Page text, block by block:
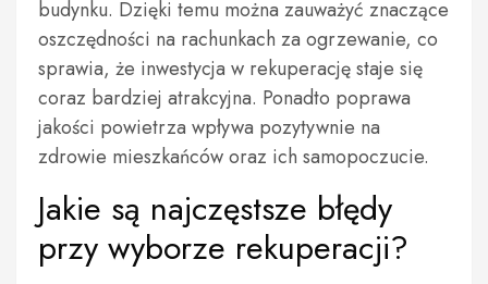
budynku. Dzięki temu można zauważyć znaczące
oszczędności na rachunkach za ogrzewanie, co
sprawia, że inwestycja w rekuperację staje się
coraz bardziej atrakcyjna. Ponadto poprawa
jakości powietrza wpływa pozytywnie na
zdrowie mieszkańców oraz ich samopoczucie.
Jakie są najczęstsze błędy
przy wyborze rekuperacji?